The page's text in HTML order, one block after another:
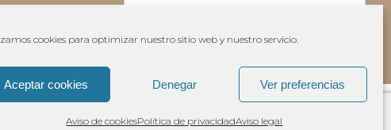
cookies para optimizar nuestro sitio web y nuestro servicio.
Aceptar cookies Denegar Ver preferencias
Aviso de cookiesPolítica de privacidadAviso legal
r
*
Suscribir